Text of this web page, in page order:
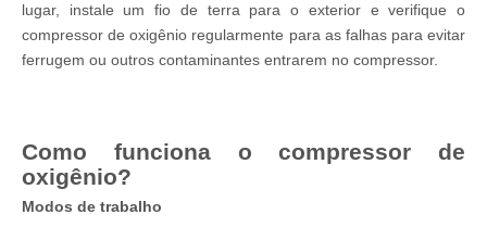
lugar, instale um fio de terra para o exterior e verifique o
compressor de oxigênio regularmente para as falhas para evitar
ferrugem ou outros contaminantes entrarem no compressor.
Como funciona o compressor de
oxigênio?
Modos de trabalho